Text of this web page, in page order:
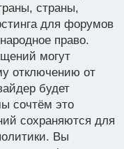
страны,
для форумов
право.
могут
отключению от
будет
сочтём это
сохраняются для
Вы